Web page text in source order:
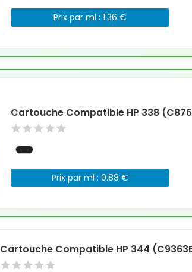
Prix par ml : 1.36 €
Cartouche Compatible HP 338
Prix par ml : 0.88 €
Cartouche Compatible HP 344